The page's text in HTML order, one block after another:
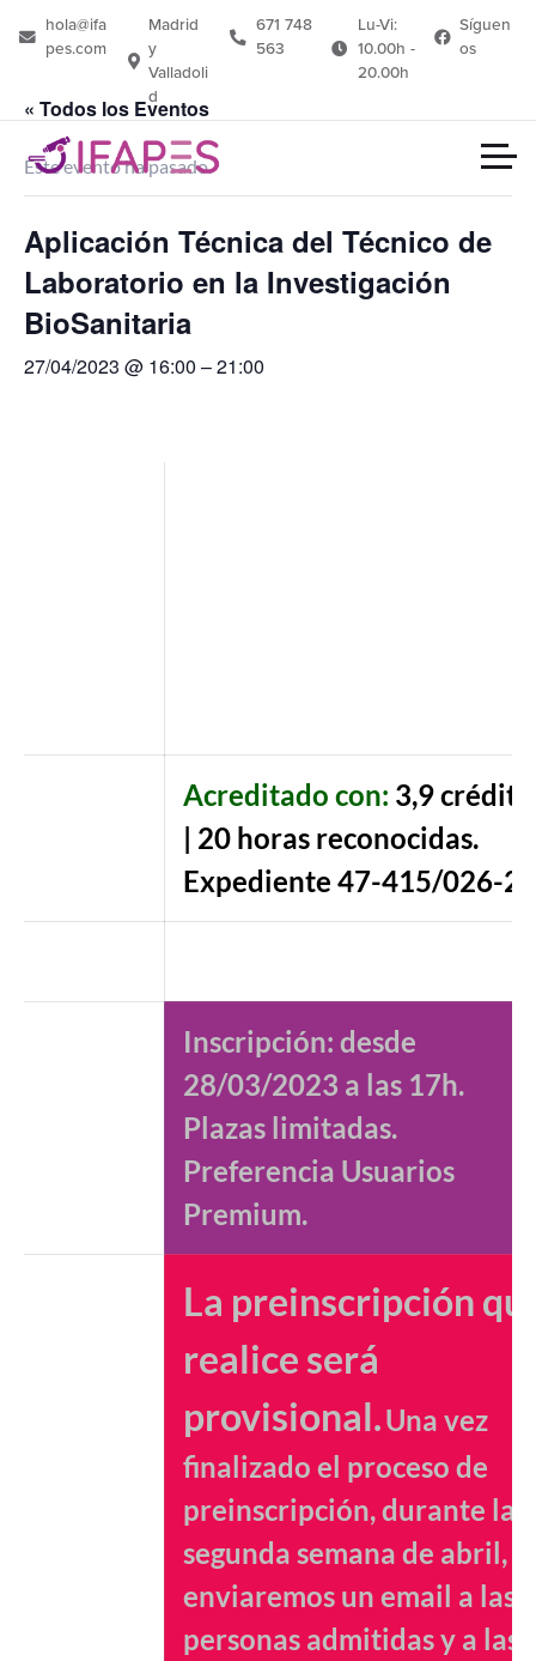
hola@ifa
pes.com
Madrid
y
Valladoli
d
671 748
563
Lu-Vi:
10.00h -
20.00h
Síguen
os
« Todos los Eventos
Este evento ha pasado.
Aplicación Técnica del Técnico de
Laboratorio en la Investigación
BioSanitaria
27/04/2023 @ 16:00 –21:00
Acreditado con: 3,9
| 20 horas reconocidas.
Expediente 47-415/026-23
Inscripción: desde
28/03/2023 a las 17h.
Plazas limitadas.
Preferencia Usuarios
Premium.
La preinscripción
realice será
provisional.Una vez
finalizado el proceso de
preinscripción, durante la
segunda semana de abril,
enviaremos un email a las
personas admitidas y a las